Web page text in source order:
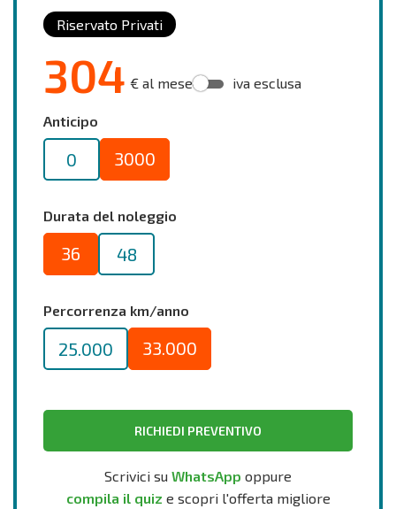
Riservato Privati
304 € al mese iva esclusa
Anticipo
0 3000
Durata del noleggio
36 48
Percorrenza km/anno
25.000 33.000
RICHIEDI PREVENTIVO
Scrivici su WhatsApp oppure
compila il quiz e scopri l'offerta migliore